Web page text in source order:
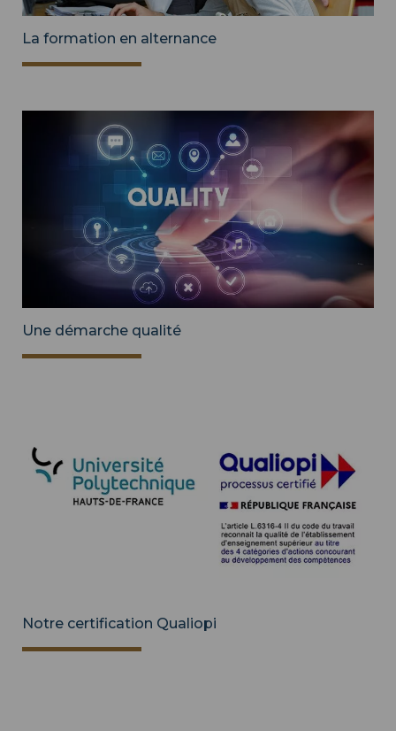
La formation en alternance
Une démarche qualité
Notre certification Qualiopi